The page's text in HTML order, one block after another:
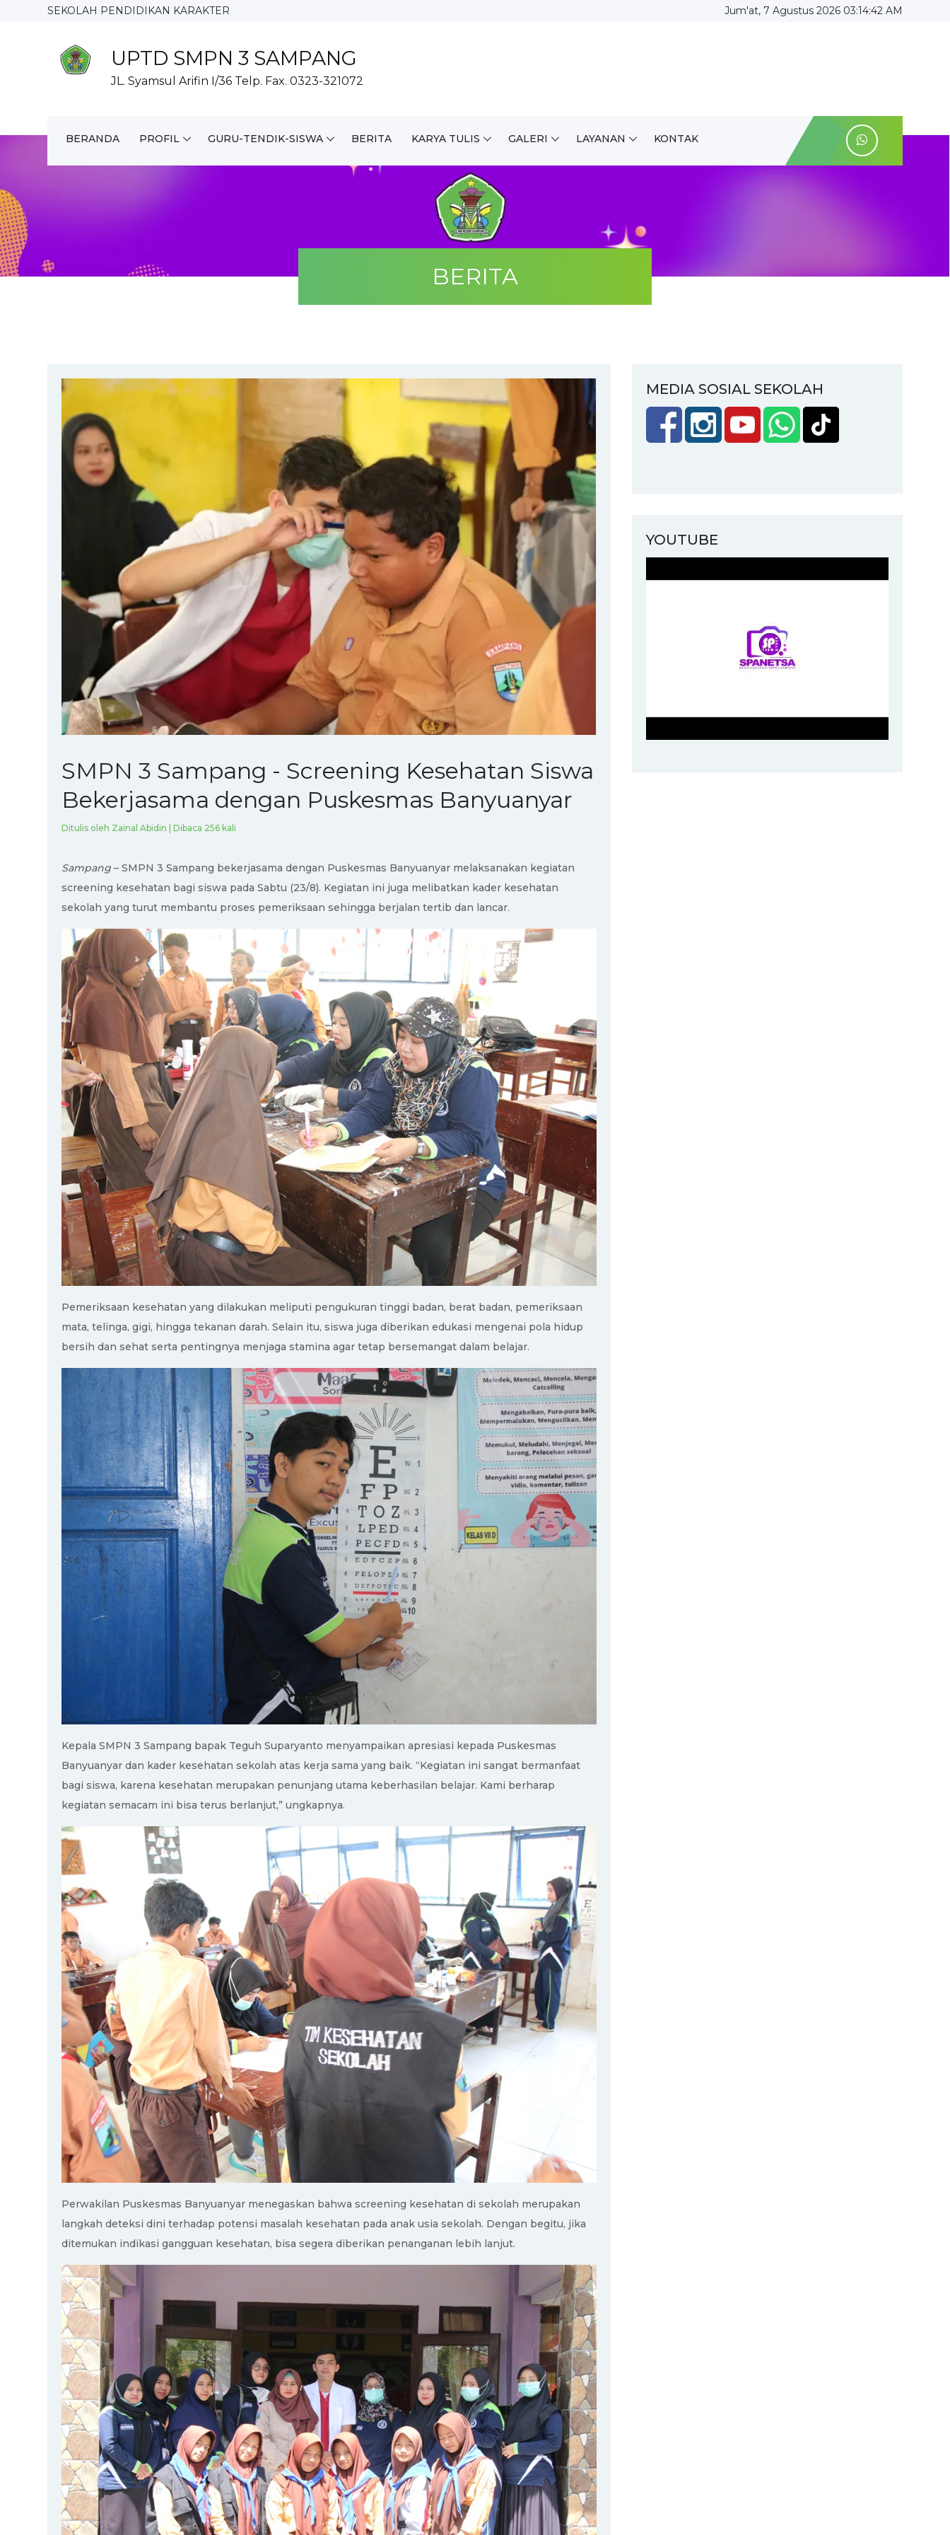
SEKOLAH PENDIDIKAN KARAKTER Jum'at, 7 Agustus 2026 03:14:43 AM
UPTD SMPN 3 SAMPANG
JL. Syamsul Arifin I/36 Telp. Fax. 0323-321072
BERANDA PROFIL GURU-TENDIK-SISWA BERITA KARYA TULIS GALERI LAYANAN KONTAK
BERITA
SMPN 3 Sampang - Screening Kesehatan Siswa
Bekerjasama dengan Puskesmas Banyuanyar
Ditulis oleh Zainal Abidin | Dibaca 256 kali
Sampang – SMPN 3 Sampang bekerjasama dengan Puskesmas Banyuanyar melaksanakan kegiatan
screening kesehatan bagi siswa pada Sabtu (23/8). Kegiatan ini juga melibatkan kader kesehatan
sekolah yang turut membantu proses pemeriksaan sehingga berjalan tertib dan lancar.
Pemeriksaan kesehatan yang dilakukan meliputi pengukuran tinggi badan, berat badan, pemeriksaan
mata, telinga, gigi, hingga tekanan darah. Selain itu, siswa juga diberikan edukasi mengenai pola hidup
bersih dan sehat serta pentingnya menjaga stamina agar tetap bersemangat dalam belajar.
Kepala SMPN 3 Sampang bapak Teguh Suparyanto menyampaikan apresiasi kepada Puskesmas
Banyuanyar dan kader kesehatan sekolah atas kerja sama yang baik. “Kegiatan ini sangat bermanfaat
bagi siswa, karena kesehatan merupakan penunjang utama keberhasilan belajar. Kami berharap
kegiatan semacam ini bisa terus berlanjut,” ungkapnya.
Perwakilan Puskesmas Banyuanyar menegaskan bahwa screening kesehatan di sekolah merupakan
langkah deteksi dini terhadap potensi masalah kesehatan pada anak usia sekolah. Dengan begitu, jika
ditemukan indikasi gangguan kesehatan, bisa segera diberikan penanganan lebih lanjut.
MEDIA SOSIAL SEKOLAH
YOUTUBE